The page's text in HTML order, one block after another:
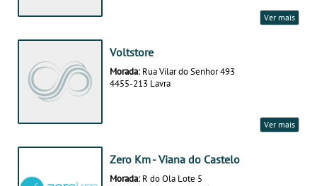
Ver mais
Voltstore
Morada: Rua Vilar do Senhor 493
4455-213 Lavra
Ver mais
Zero Km - Viana do Castelo
Morada: R do Ola Lote 5